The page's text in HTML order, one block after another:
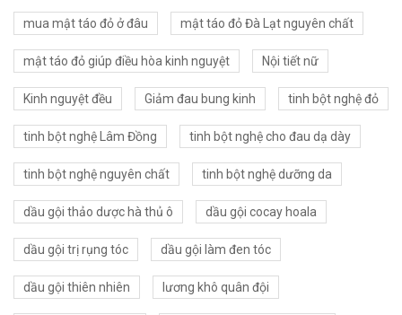
mua mật táo đỏ ở đâu mật táo đỏ Đà Lạt nguyên chất
mật táo đỏ giúp điều hòa kinh nguyệt Nội tiết nữ
Kinh nguyệt đều Giảm đau bung kinh tinh bột nghệ đỏ
tinh bột nghệ Lâm Đồng tinh bột nghệ cho đau dạ dày
tinh bột nghệ nguyên chất tinh bột nghệ dưỡng da
dầu gội thảo dược hà thủ ô dầu gội cocay hoala
dầu gội trị rụng tóc dầu gội làm đen tóc
dầu gội thiên nhiên lương khô quân đội